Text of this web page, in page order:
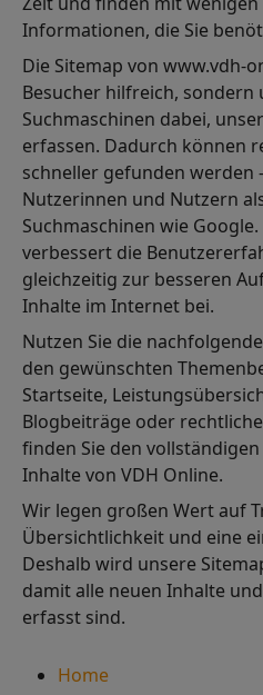
Informationen, die Sie
Die Sitemap von www.vdh-
Besucher hilfreich,
Suchmaschinen dabei,
erfassen. Dadurch können
schneller gefunden werden
Nutzerinnen und Nutzern
Suchmaschinen wie
verbessert die
gleichzeitig zur besseren
Inhalte im Internet bei.
Nutzen Sie die
den gewünschten
Startseite,
Blogbeiträge oder
finden Sie den
Inhalte von VDH Online.
Wir legen großen Wert auf
Übersichtlichkeit und eine
Deshalb wird unsere
damit alle neuen Inhalte
erfasst sind.
Home